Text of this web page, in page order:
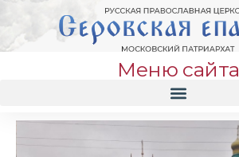
Меню сайта